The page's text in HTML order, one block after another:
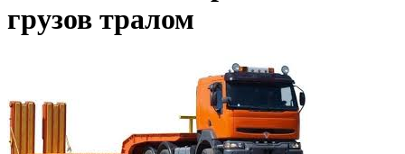
грузов тралом